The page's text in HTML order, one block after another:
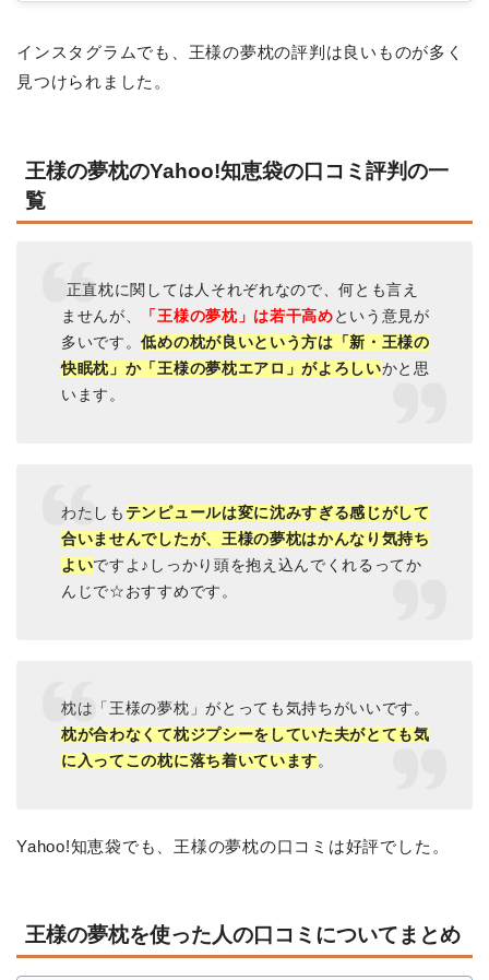
インスタグラムでも、王様の夢枕の評判は良いものが多く
見つけられました。
王様の夢枕のYahoo!知恵袋の口コミ評判の一
覧
正直枕に関しては人それぞれなので、何とも言え
ませんが、
「王様の夢枕」は若干高め という意見が
多いです。低めの枕が良いという方は「新・王様の
快眠枕」か「王様の夢枕エアロ」がよろしいかと思
います。
わたしも テンピュールは変に沈みすぎる感じがして
合いませんでしたが、王様の夢枕はかんなり気持ち
よいですよ♪しっかり頭を抱え込んでくれるってか
んじで☆おすすめです。
枕は「王様の夢枕」がとっても気持ちがいいです。
枕が合わなくて枕ジプシーをしていた夫がとても気
に入ってこの枕に落ち着いています。
Yahoo!知恵袋でも、王様の夢枕の口コミは好評でした。
王様の夢枕を使った人の口コミについてまとめ